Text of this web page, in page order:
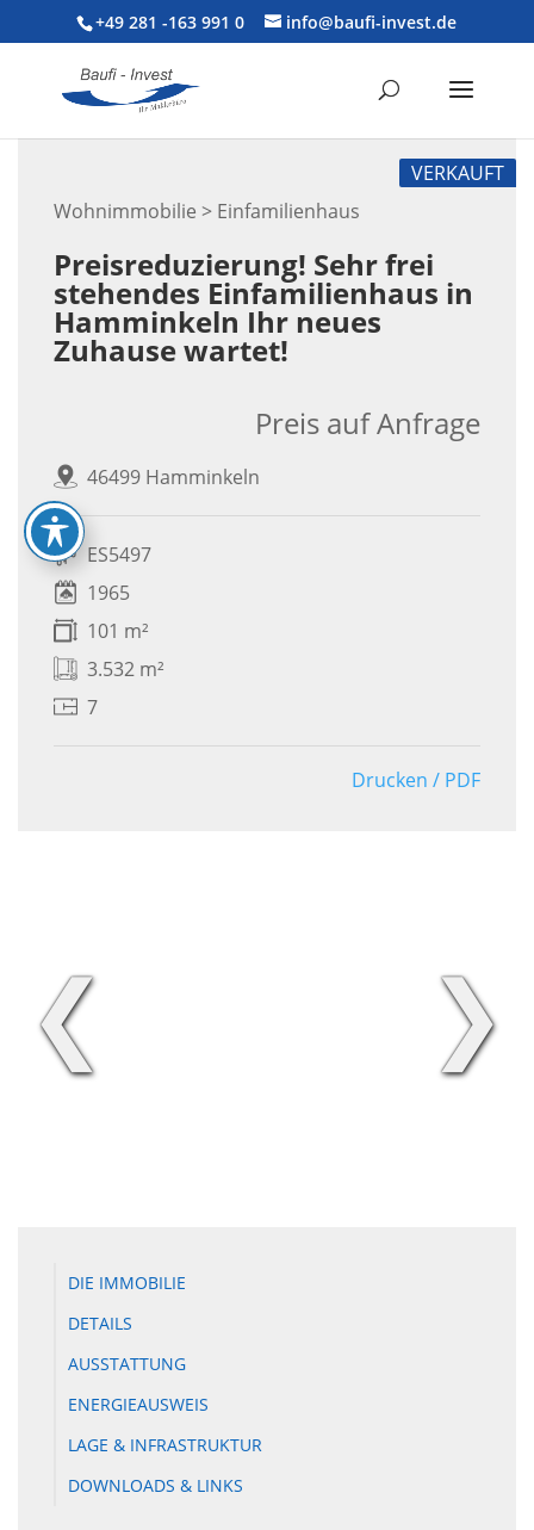
+49 281 -163 991 0 info@baufi-invest.de
Wohnimmobilie > Einfamilienhaus
VERKAUFT
Preisreduzierung! Sehr frei
stehendes Einfamilienhaus in
Hamminkeln Ihr neues
Zuhause wartet!
46499 Hamminkeln
Preis auf Anfrage
ES5497
1965
101 m²
3.532 m²
7
Drucken / PDF
❮ ❯
DIE IMMOBILIE
DETAILS
AUSSTATTUNG
ENERGIEAUSWEIS
LAGE & INFRASTRUKTUR
DOWNLOADS & LINKS